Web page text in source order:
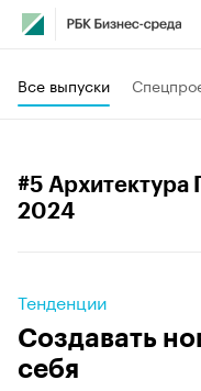
Все выпуски
#5 Архитектура
2024
Тенденции
Создавать
себя